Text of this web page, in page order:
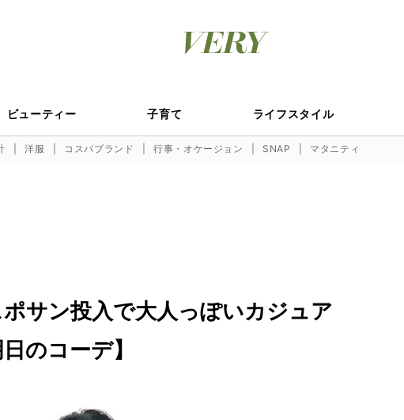
ビューティー 子育て ライフスタイル
洋服 コスパブランド 行事・オケージョン SNAP マタニティ
サン投入で大人っぽいカジュア
のコーデ】